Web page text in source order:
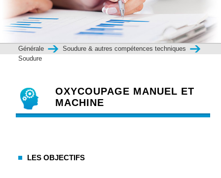
Générale
Soudure & autres compétences techniques
Soudure
OXYCOUPAGE MANUEL ET
MACHINE
LES OBJECTIFS